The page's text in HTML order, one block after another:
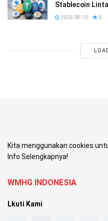
Stablecoin
2026-08-10 0
Kita menggunakan cookies
Info Selengkapnya!
WMHG INDONESIA
Lkuti Kami